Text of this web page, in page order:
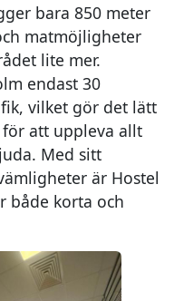
bara 850 meter
matmöjligheter
lite mer.
endast 30
vilket gör det lätt
att uppleva allt
Med sitt
är Hostel
både korta och